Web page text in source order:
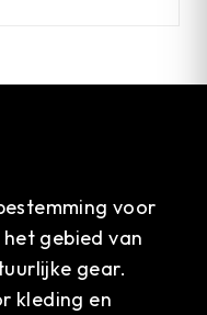
voor
gebied van
gear.
kleding en